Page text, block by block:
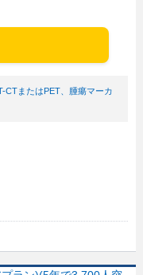
CTまたはPET、
腫瘍マーカ